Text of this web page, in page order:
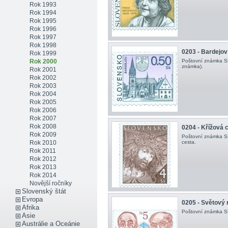
Rok 1993
Rok 1994
Rok 1995
Rok 1996
Rok 1997
Rok 1998
Rok 1999
Rok 2000
Rok 2001
Rok 2002
Rok 2003
Rok 2004
Rok 2005
Rok 2006
Rok 2007
Rok 2008
Rok 2009
Rok 2010
Rok 2011
Rok 2012
Rok 2013
Rok 2014
Novější ročníky
Slovenský štát
Evropa
Afrika
Asie
Austrálie a Oceánie
0203 - Bardejov
Poštovní známka
známka).
0204 - Křížová
Poštovní známka
cesta.
0205 - Světový
Poštovní známka